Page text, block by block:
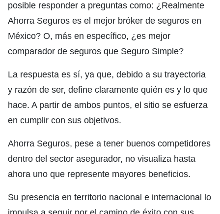
posible responder a preguntas como: ¿Realmente
Ahorra Seguros es el mejor bróker de seguros en
México? O, más en específico, ¿es mejor
comparador de seguros que Seguro Simple?
La respuesta es sí, ya que, debido a su trayectoria
y razón de ser, define claramente quién es y lo que
hace. A partir de ambos puntos, el sitio se esfuerza
en cumplir con sus objetivos.
Ahorra Seguros, pese a tener buenos competidores
dentro del sector asegurador, no visualiza hasta
ahora uno que represente mayores beneficios.
Su presencia en territorio nacional e internacional lo